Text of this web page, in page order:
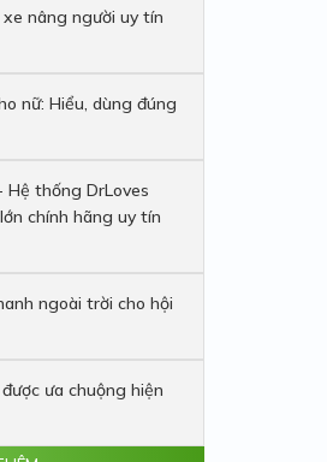
nâng người uy tín
nữ: Hiểu, dùng đúng
Hệ thống DrLoves
chính hãng uy tín
ngoài trời cho hội
ưa chuộng hiện